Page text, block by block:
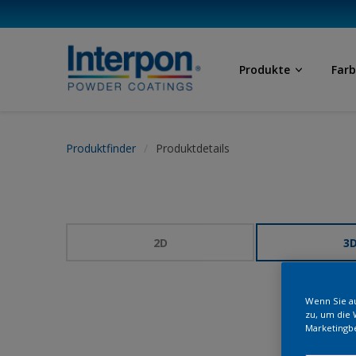
Produkte
Produktfinder Produktdetails
2D 3D
Wenn Sie
zu, um die